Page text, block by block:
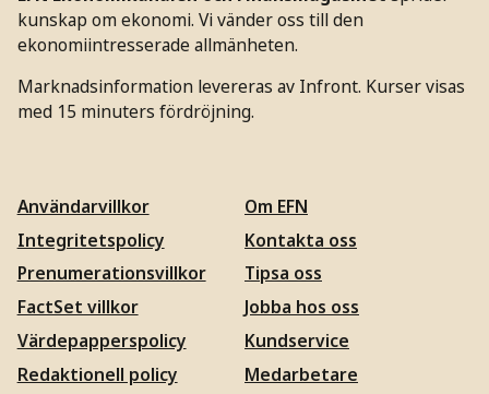
kunskap om ekonomi. Vi vänder oss till den
ekonomiintresserade allmänheten.
Marknadsinformation levereras av Infront. Kurser visas
med 15 minuters fördröjning.
Användarvillkor
Integritetspolicy
Prenumerationsvillkor
FactSet villkor
Värdepapperspolicy
Redaktionell policy
Om EFN
Kontakta oss
Tipsa oss
Jobba hos oss
Kundservice
Medarbetare